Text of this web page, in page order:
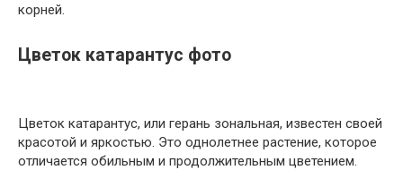
корней.
Цветок катарантус фото
Цветок катарантус, или герань зональная, известен своей
красотой и яркостью. Это однолетнее растение, которое
отличается обильным и продолжительным цветением.